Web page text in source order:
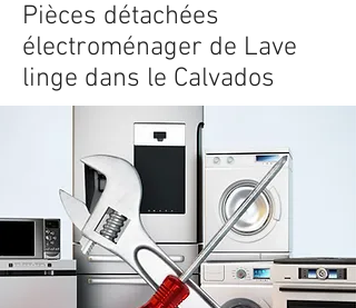
Pièces détachées
électroménager de Lave
linge dans le Calvados